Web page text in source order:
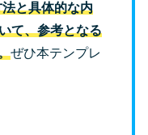
と具体的な内
て、参考となる
ぜひ本テンプレ